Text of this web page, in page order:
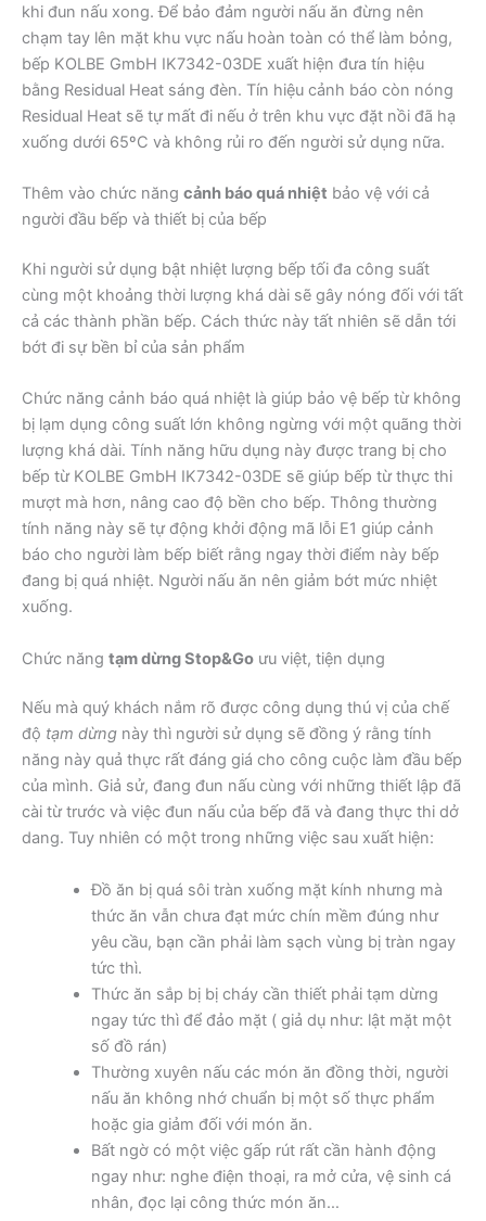
khi đun nấu xong. Để bảo đảm người nấu ăn đừng nên
chạm tay lên mặt khu vực nấu hoàn toàn có thể làm bỏng,
bếp KOLBE GmbH IK7342-03DE xuất hiện đưa tín hiệu
bằng Residual Heat sáng đèn. Tín hiệu cảnh báo còn nóng
Residual Heat sẽ tự mất đi nếu ở trên khu vực đặt nồi đã hạ
xuống dưới 65ºC và không rủi ro đến người sử dụng nữa.
Thêm vào chức năng cảnh báo quá nhiệt bảo vệ với cả
người đầu bếp và thiết bị của bếp
Khi người sử dụng bật nhiệt lượng bếp tối đa công suất
cùng một khoảng thời lượng khá dài sẽ gây nóng đối với tất
cả các thành phần bếp. Cách thức này tất nhiên sẽ dẫn tới
bớt đi sự bền bỉ của sản phẩm
Chức năng cảnh báo quá nhiệt là giúp bảo vệ bếp từ không
bị lạm dụng công suất lớn không ngừng với một quãng thời
lượng khá dài. Tính năng hữu dụng này được trang bị cho
bếp từ KOLBE GmbH IK7342-03DE sẽ giúp bếp từ thực thi
mượt mà hơn, nâng cao độ bền cho bếp. Thông thường
tính năng này sẽ tự động khởi động mã lỗi E1 giúp cảnh
báo cho người làm bếp biết rằng ngay thời điểm này bếp
đang bị quá nhiệt. Người nấu ăn nên giảm bớt mức nhiệt
xuống.
Chức năng tạm dừng Stop&Go ưu việt, tiện dụng
Nếu mà quý khách nắm rõ được công dụng thú vị của chế
độ tạm dừng này thì người sử dụng sẽ đồng ý rằng tính
năng này quả thực rất đáng giá cho công cuộc làm đầu bếp
của mình. Giả sử, đang đun nấu cùng với những thiết lập đã
cài từ trước và việc đun nấu của bếp đã và đang thực thi dở
dang. Tuy nhiên có một trong những việc sau xuất hiện:
Đồ ăn bị quá sôi tràn xuống mặt kính nhưng mà
thức ăn vẫn chưa đạt mức chín mềm đúng như
yêu cầu, bạn cần phải làm sạch vùng bị tràn ngay
tức thì.
Thức ăn sắp bị bị cháy cần thiết phải tạm dừng
ngay tức thì để đảo mặt ( giả dụ như: lật mặt một
số đồ rán)
Thường xuyên nấu các món ăn đồng thời, người
nấu ăn không nhớ chuẩn bị một số thực phẩm
hoặc gia giảm đối với món ăn.
Bất ngờ có một việc gấp rút rất cần hành động
ngay như: nghe điện thoại, ra mở cửa, vệ sinh cá
nhân, đọc lại công thức món ăn…